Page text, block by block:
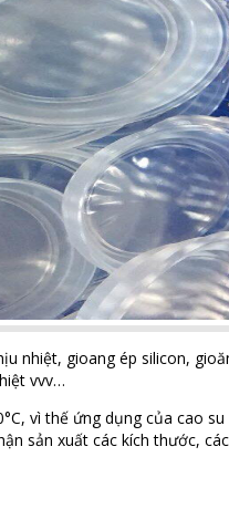
nhiệt, gioang ép silicon,
vvv…
vì thế ứng dụng của cao
sản xuất các kích thước,